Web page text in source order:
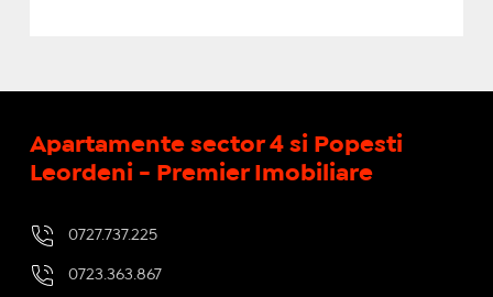
Apartamente sector 4 si Popesti
Leordeni - Premier Imobiliare
0727.737.225
0723.363.867